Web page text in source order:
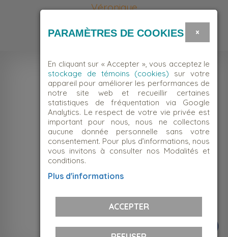
Véronique
NOUS JOINDRE
Suivez-nous!
×
PARAMÈTRES DE COOKIES
En cliquant sur « Accepter », vous acceptez le
stockage de témoins (cookies) sur votre
appareil pour améliorer les performances de
notre site web et recueillir certaines
statistiques de fréquentation via Google
Analytics. Le respect de votre vie privée est
important pour nous, nous ne collectons
aucune donnée personnelle sans votre
consentement. Pour plus d’informations, nous
vous invitons à consulter nos Modalités et
conditions.
Plus d'informations
ACCEPTER